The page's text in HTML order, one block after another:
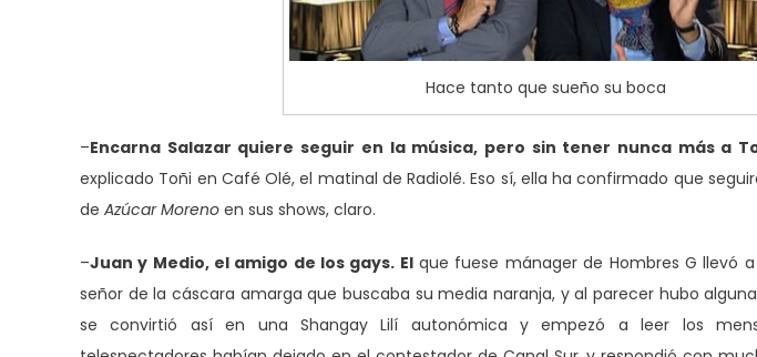
Hace tanto que sueño su boca
–Encarna Salazar quiere seguir en la música, pero sin tener nunca más a
explicado Toñi en Café Olé, el matinal de Radiolé. Eso sí, ella ha confirmado que
de Azúcar Moreno en sus shows, claro.
–Juan y Medio, el amigo de los gays. Elque fuese mánager de Hombres G llevó
señor de la cáscara amarga que buscaba su media naranja, y al parecer hubo
se convirtió así en una Shangay Lilí autonómica y empezó a leer los